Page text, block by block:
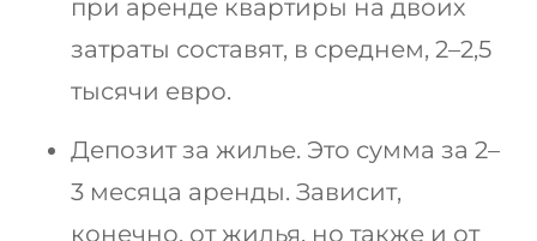
при аренде квартиры на двоих
затраты составят, в среднем, 2–2,5
тысячи евро.
Депозит за жилье. Это сумма за 2–
3 месяца аренды. Зависит,
конечно, от жилья, но также и от